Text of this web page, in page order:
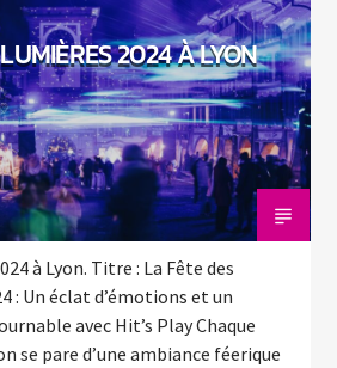
2024 À LYON
à Lyon. Titre : La Fête des
: Un éclat d’émotions et un
avec Hit’s Play Chaque
se pare d’une ambiance féerique